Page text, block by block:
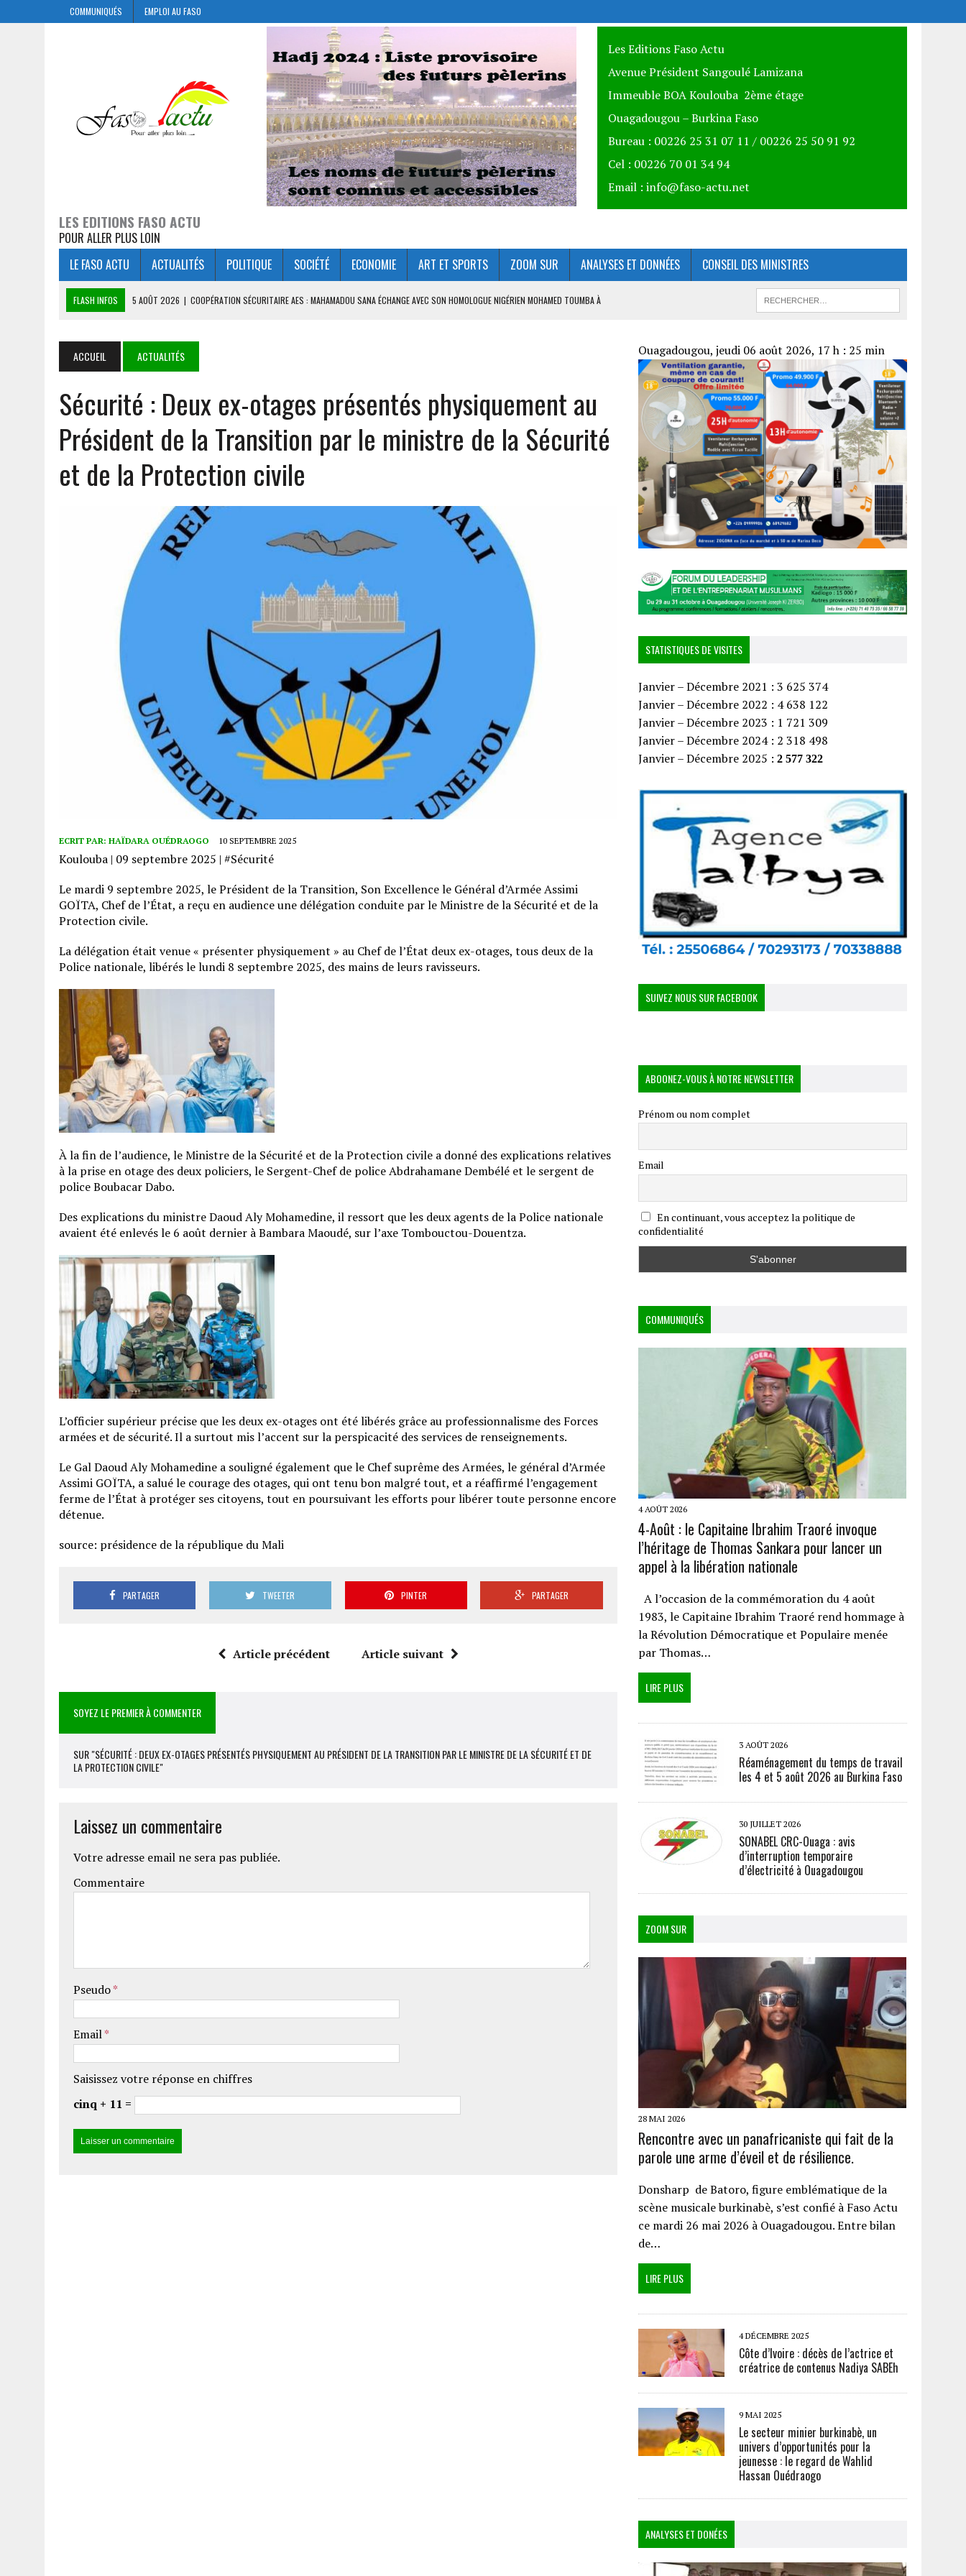
COMMUNIQUÉS EMPLOI AU FASO
LES EDITIONS FASO ACTU
POUR ALLER PLUS LOIN
Les Editions Faso Actu
Avenue Président Sangoulé Lamizana
Immeuble BOA Koulouba 2ème étage
Ouagadougou – Burkina Faso
Bureau : 00226 25 31 07 11 / 00226 25 50 91 92
Cel : 00226 70 01 34 94
Email : info@faso-actu.net
LE FASO ACTU ACTUALITÉS POLITIQUE SOCIÉTÉ ECONOMIE ART ET SPORTS ZOOM SUR ANALYSES ET DONNÉES CONSEIL DES MINISTRES
FLASH INFOS 5 AOÛT 2026 | COOPÉRATION SÉCURITAIRE AES : MAHAMADOU SANA ÉCHANGE AVEC SON HOMOLOGUE NIGÉRIEN MOHAMED TOUMBA À
‎COOPERATION BURKINA FASO- SYSTÈME DES NATIONS UNIES : EN FIN DE MISSION, LE REPRÉSENTANT RÉSIDENT PAR INTÉRIM SALUE UN
PARTENARIAT SOLIDE ET PORTEUR D’ESPOIR
3 AOÛT 2026 |
TRANSPORT AÉRIEN : LES DÉPUTÉS AUTORISENT LA RATIFICATION DU PROTOCOLE DE MONTRÉAL DE 2014
1 AOÛT 2026
E-VERBALISATION À OUAGADOUGOU : PLUS DE 1 000 INFRACTIONS ENREGISTRÉES EN SEULEMENT 12 HEURES
5 AOÛT 2026
| GOULMOU : LA BVDP RENFORCE LES CAPACITÉS PSYCHOSOCIALES ET SANITAIRES DES VDP
ACCUEIL ACTUALITÉS
Sécurité : Deux ex-otages présentés physiquement au
Président de la Transition par le ministre de la Sécurité
et de la Protection civile
ECRIT PAR: HAÏDARA OUÉDRAOGO 10 SEPTEMBRE 2025
Koulouba | 09 septembre 2025 | #Sécurité
Le mardi 9 septembre 2025, le Président de la Transition, Son Excellence le Général d’Armée Assimi
GOÏTA, Chef de l’État, a reçu en audience une délégation conduite par le Ministre de la Sécurité et de la
Protection civile.
La délégation était venue « présenter physiquement » au Chef de l’État deux ex-otages, tous deux de la
Police nationale, libérés le lundi 8 septembre 2025, des mains de leurs ravisseurs.
À la fin de l’audience, le Ministre de la Sécurité et de la Protection civile a donné des explications relatives
à la prise en otage des deux policiers, le Sergent-Chef de police Abdrahamane Dembélé et le sergent de
police Boubacar Dabo.
Des explications du ministre Daoud Aly Mohamedine, il ressort que les deux agents de la Police nationale
avaient été enlevés le 6 août dernier à Bambara Maoudé, sur l’axe Tombouctou-Douentza.
L’officier supérieur précise que les deux ex-otages ont été libérés grâce au professionnalisme des Forces
armées et de sécurité. Il a surtout mis l’accent sur la perspicacité des services de renseignements.
Le Gal Daoud Aly Mohamedine a souligné également que le Chef suprême des Armées, le général d’Armée
Assimi GOÏTA, a salué le courage des otages, qui ont tenu bon malgré tout, et a réaffirmé l’engagement
ferme de l’État à protéger ses citoyens, tout en poursuivant les efforts pour libérer toute personne encore
détenue.
source: présidence de la république du Mali
PARTAGER TWEETER PINTER PARTAGER
Article précédent Article suivant
SOYEZ LE PREMIER À COMMENTER
SUR "SÉCURITÉ : DEUX EX-OTAGES PRÉSENTÉS PHYSIQUEMENT AU PRÉSIDENT DE LA TRANSITION PAR LE MINISTRE DE LA SÉCURITÉ ET DE
LA PROTECTION CIVILE"
Laissez un commentaire
Votre adresse email ne sera pas publiée.
Commentaire
Pseudo*
Email*
Saisissez votre réponse en chiffres
cinq + 11 =
Ouagadougou, jeudi 06 août 2026, 17 h : 25 min
STATISTIQUES DE VISITES
Janvier – Décembre 2021 : 3 625 374
Janvier – Décembre 2022 : 4 638 122
Janvier – Décembre 2023 : 1 721 309
Janvier – Décembre 2024 : 2 318 498
Janvier – Décembre 2025 :2 577 322
SUIVEZ NOUS SUR FACEBOOK
ABOONEZ-VOUS À NOTRE NEWSLETTER
Prénom ou nom complet
Email
En continuant, vous acceptez la politique de
confidentialité
COMMUNIQUÉS
4 AOÛT 2026
4-Août : le Capitaine Ibrahim Traoré invoque
l’héritage de Thomas Sankara pour lancer un
appel à la libération nationale
A l’occasion de la commémoration du 4 août
1983, le Capitaine Ibrahim Traoré rend hommage à
la Révolution Démocratique et Populaire menée
par Thomas…
LIRE PLUS
3 AOÛT 2026
Réaménagement du temps de travail
les 4 et 5 août 2026 au Burkina Faso
30 JUILLET 2026
SONABEL CRC-Ouaga : avis
d’interruption temporaire
d’électricité à Ouagadougou
ZOOM SUR
28 MAI 2026
Rencontre avec un panafricaniste qui fait de la
parole une arme d’éveil et de résilience.
Donsharp de Batoro, figure emblématique de la
scène musicale burkinabè, s’est confié à Faso Actu
ce mardi 26 mai 2026 à Ouagadougou. Entre bilan
de…
LIRE PLUS
4 DÉCEMBRE 2025
Côte d’Ivoire : décès de l’actrice et
créatrice de contenus Nadiya SABEh
9 MAI 2025
Le secteur minier burkinabè, un
univers d’opportunités pour la
jeunesse : le regard de Wahlid
Hassan Ouédraogo
ANALYSES ET DONÉES